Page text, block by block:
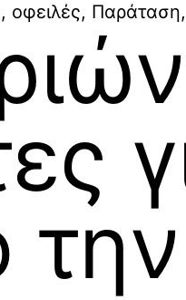
, οφειλές, Παράταση,
την